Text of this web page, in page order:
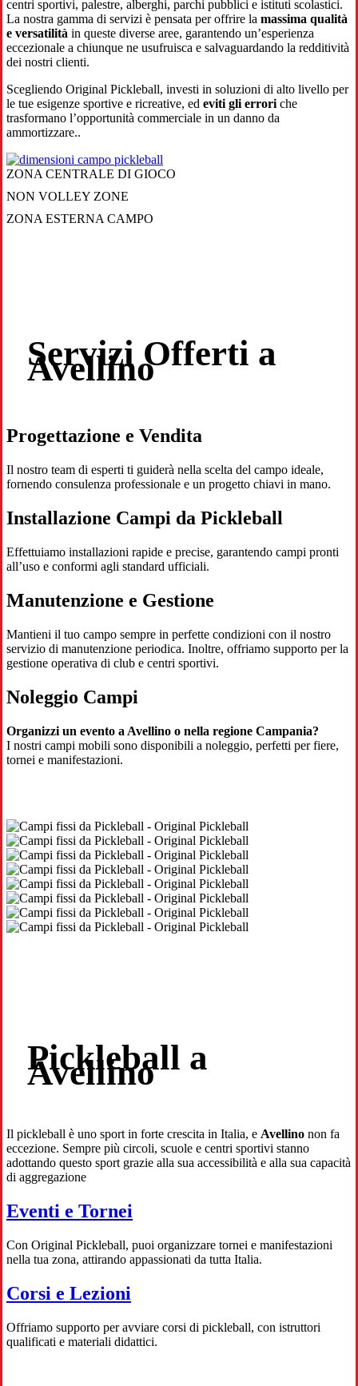
centri sportivi, palestre, alberghi, parchi pubblici e istituti scolastici.
La nostra gamma di servizi è pensata per offrire la massima qualità
e versatilità in queste diverse aree, garantendo un’esperienza
eccezionale a chiunque ne usufruisca e salvaguardando la redditività
dei nostri clienti.
Scegliendo Original Pickleball, investi in soluzioni di alto livello per
le tue esigenze sportive e ricreative, ed eviti gli errori che
trasformano l’opportunità commerciale in un danno da
ammortizzare..
ZONA CENTRALE DI GIOCO
NON VOLLEY ZONE
ZONA ESTERNA CAMPO
Servizi Offerti a
Avellino
Progettazione e Vendita
Il nostro team di esperti ti guiderà nella scelta del campo ideale,
fornendo consulenza professionale e un progetto chiavi in mano.
Installazione Campi da Pickleball
Effettuiamo installazioni rapide e precise, garantendo campi pronti
all’uso e conformi agli standard ufficiali.
Manutenzione e Gestione
Mantieni il tuo campo sempre in perfette condizioni con il nostro
servizio di manutenzione periodica. Inoltre, offriamo supporto per la
gestione operativa di club e centri sportivi.
Noleggio Campi
Organizzi un evento a Avellino o nella regione Campania?
I nostri campi mobili sono disponibili a noleggio, perfetti per fiere,
tornei e manifestazioni.
Pickleball a
Avellino
Il pickleball è uno sport in forte crescita in Italia, e Avellino non fa
eccezione. Sempre più circoli, scuole e centri sportivi stanno
adottando questo sport grazie alla sua accessibilità e alla sua capacità
di aggregazione
Eventi e Tornei
Con Original Pickleball, puoi organizzare tornei e manifestazioni
nella tua zona, attirando appassionati da tutta Italia.
Corsi e Lezioni
Offriamo supporto per avviare corsi di pickleball, con istruttori
qualificati e materiali didattici.